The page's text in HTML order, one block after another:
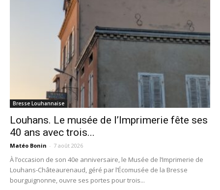
Bresse Louhannaise
Louhans. Le musée de l’Imprimerie fête ses
40 ans avec trois...
Matéo Bonin - 7 août 2026
À l’occasion de son 40e anniversaire, le Musée de l’Imprimerie de
Louhans-Châteaurenaud, géré par l’Écomusée de la Bresse
bourguignonne, ouvre ses portes pour trois...